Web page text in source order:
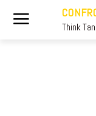
Think